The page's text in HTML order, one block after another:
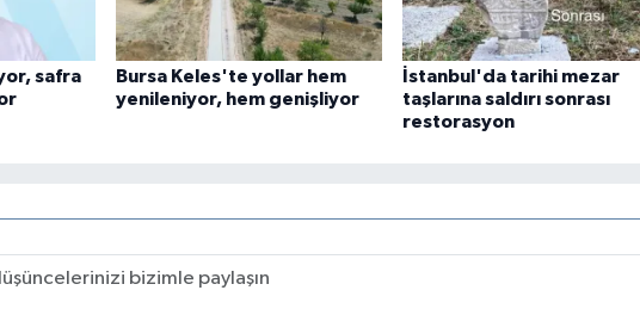
safra
Bursa Keles'te yollar hem
yenileniyor, hem genişliyor
İstanbul'da tarihi mezar
taşlarına saldırı sonrası
restorasyon